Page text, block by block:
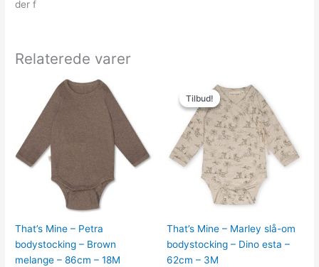
der f
Relaterede varer
That’s Mine – Petra
bodystocking – Brown
melange – 86cm – 18M
Tilbud!
Tilbud!
That’s Mine – Marley slå-om
bodystocking – Dino esta –
62cm – 3M
oprindelige
pris
var:
199.95kr..
aktuelle
pris
er:
139.97kr..